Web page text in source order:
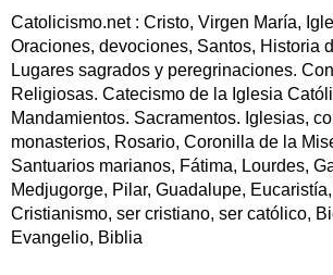
Catolicismo.net : Cristo, Virgen María,
Oraciones, devociones, Santos, Historia
Lugares sagrados y peregrinaciones.
Religiosas. Catecismo de la Iglesia
Mandamientos. Sacramentos. Iglesias,
monasterios, Rosario, Coronilla de la
Santuarios marianos, Fátima, Lourdes,
Medjugorge, Pilar, Guadalupe,
Cristianismo, ser cristiano, ser católico,
Evangelio, Biblia